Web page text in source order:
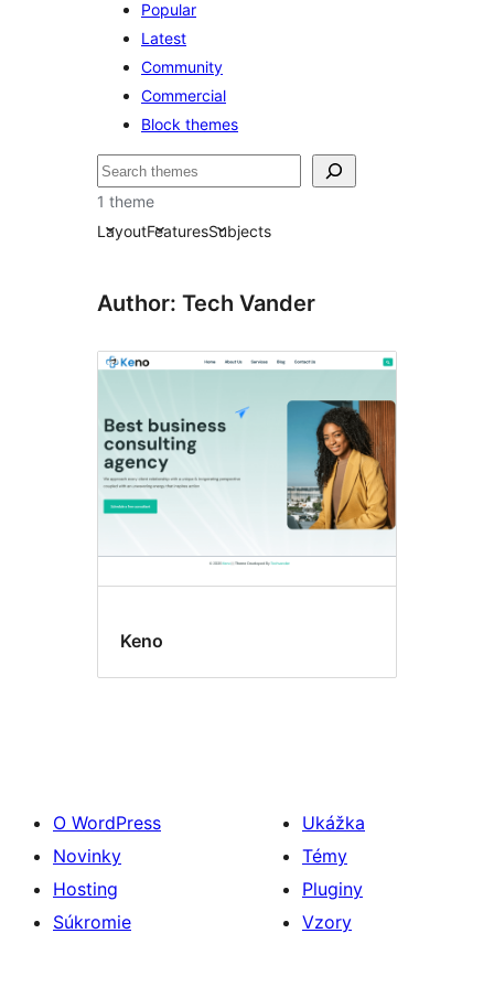
Popular
Latest
Community
Commercial
Block themes
Hľadať
1 theme
LayoutFeaturesSubjects
Author: Tech Vander
Keno
O WordPress
Novinky
Hosting
Súkromie
Ukážka
Témy
Pluginy
Vzory